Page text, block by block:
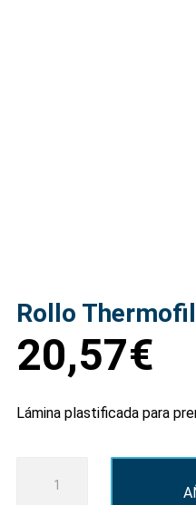
Rollo
20,57€
Lámina plastificada para
Thermofilm.